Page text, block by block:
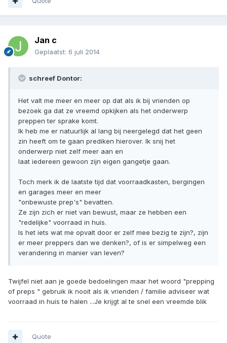
Jan c
Geplaatst: 6 juli 2014
schreef Dontor:
Het valt me meer en meer op dat als ik bij vrienden op
bezoek ga dat ze vreemd opkijken als het onderwerp
preppen ter sprake komt.
Ik heb me er natuurlijk al lang bij neergelegd dat het geen
zin heeft om te gaan prediken hierover. Ik snij het
onderwerp niet zelf meer aan en
laat iedereen gewoon zijn eigen gangetje gaan.
Toch merk ik de laatste tijd dat voorraadkasten, bergingen
en garages meer en meer
"onbewuste prep's" bevatten.
Ze zijn zich er niet van bewust, maar ze hebben een
"redelijke" voorraad in huis.
Is het iets wat me opvalt door er zelf mee bezig te zijn?, zijn
er meer preppers dan we denken?, of is er simpelweg een
verandering in manier van leven?
Twijfel niet aan je goede bedoelingen maar het woord "prepping
of preps " gebruik ik nooit als ik vrienden / familie adviseer wat
voorraad in huis te halen ...Je krijgt al te snel een vreemde blik
Quote